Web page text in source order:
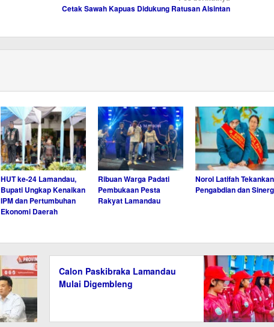
Cetak Sawah Kapuas Didukung Ratusan Alsintan
HUT ke-24 Lamandau,
Bupati Ungkap Kenaikan
IPM dan Pertumbuhan
Ekonomi Daerah
Ribuan Warga Padati
Pembukaan Pesta
Rakyat Lamandau
Norol Latifah Tekankan
Pengabdian dan
Calon Paskibraka Lamandau
Mulai Digembleng